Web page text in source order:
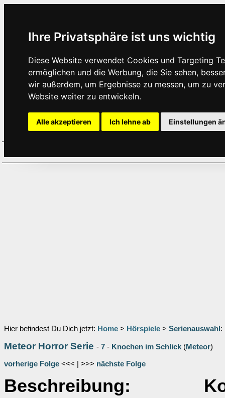
Ihre Privatsphäre ist uns wichtig
Diese Website verwendet Cookies und Targeting
ermöglichen und die Werbung, die Sie sehen,
wir außerdem, um Ergebnisse zu messen, um zu
Website weiter zu entwickeln.
Alle akzeptieren Ich lehne ab Einstellungen
Hier befindest Du Dich jetzt: Home > Hörspiele > Serienauswahl :
Meteor Horror Serie - 7 - Knochen im Schlick (Meteor)
vorherige Folge <<< | >>> nächste Folge
Beschreibung: